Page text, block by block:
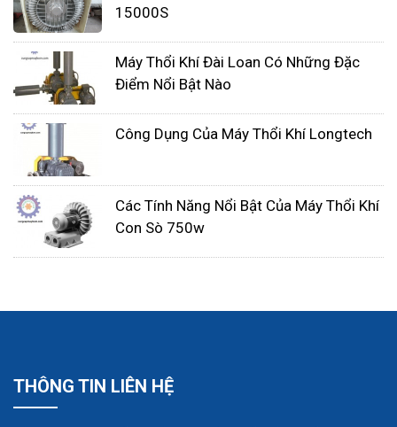
Cấu tạo:
Hai phần chính tạo nên công dụng của máy là
phần guồng cánh tạo khí và phần động cơ. Ở giữa
2 bộ phận này luôn có một thiết bị nối trực tiếp
khiến cho tốc độ của cả 2 là ngang nhau, đạt cực
hiệu suất làm việc ổn định và mạnh mẽ.
nhựa cao cấp, sợi cacbon rất chắc chắn và bền bỉ.
15000S
Máy Thổi Khí Đài Loan Có Những Đặc
Điểm Nổi Bật Nào
Công Dụng Của Máy Thổi Khí Longtech
Các Tính Năng Nổi Bật Của Máy Thổi Khí
Con Sò 750w
THÔNG TIN LIÊN HỆ